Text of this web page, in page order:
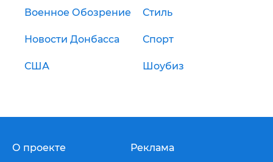
Военное Обозрение Стиль
Новости Донбасса Спорт
США Шоубиз
О проекте Реклама